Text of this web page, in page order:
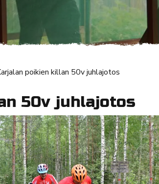
poikien killan 50v juhlajotos
50v juhlajotos